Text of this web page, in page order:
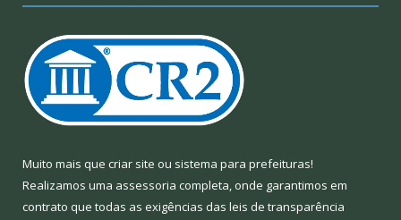
Muito mais que criar site ou sistema para prefeituras!
Realizamos uma assessoria completa, onde garantimos em
contrato que todas as exigências das leis de transparência